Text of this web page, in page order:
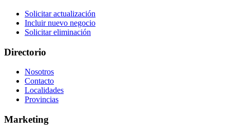
Solicitar actualización
Incluir nuevo negocio
Solicitar eliminación
Directorio
Nosotros
Contacto
Localidades
Provincias
Marketing